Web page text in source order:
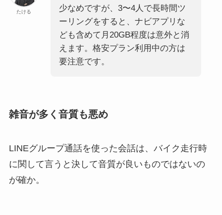
たける
少なめですが、3〜4人で長時間ツ
ーリングをすると、ナビアプリな
ども含めて月20GB程度は意外と消
えます。格安プラン利用中の方は
要注意です。
雑音が多く音質も悪め
LINEグループ通話を使った会話は、バイク走行時
に関して言うと決して音質が良いものではないの
が確か。